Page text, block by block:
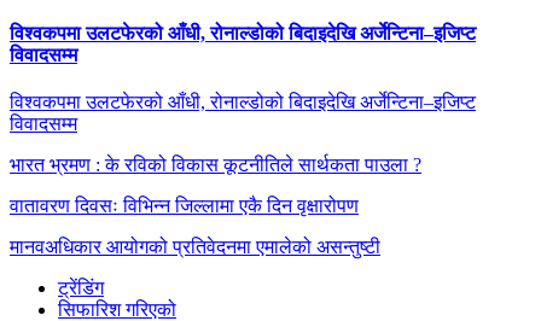
विश्वकपमा उलटफेरको आँधी, रोनाल्डोको बिदाइदेखि अर्जेन्टिना–इजिप्ट
विवादसम्म
विश्वकपमा उलटफेरको आँधी, रोनाल्डोको बिदाइदेखि अर्जेन्टिना–इजिप्ट
विवादसम्म
भारत भ्रमण : के रविको विकास कूटनीतिले सार्थकता पाउला ?
वातावरण दिवसः विभिन्न जिल्लामा एकै दिन वृक्षारोपण
मानवअधिकार आयोगको प्रतिवेदनमा एमालेको असन्तुष्टी
ट्रेंडिंग
सिफारिश गरिएको